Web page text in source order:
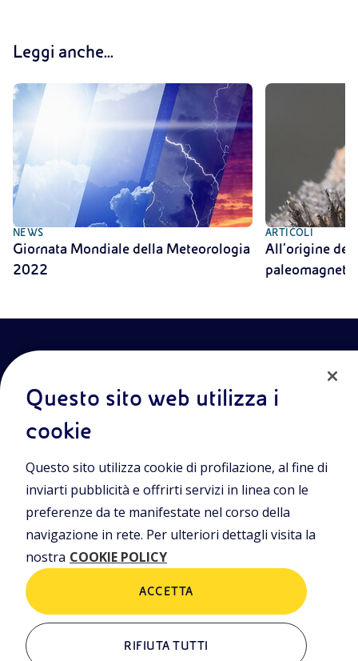
Leggi anche...
NEWS
Giornata Mondiale della Meteorologia
2022
ARTICOLI
All’origine
Entra nel mondo Eniscuola.Scopri gli strumenti e le
metodologie innovative per la didattica e naviga tra contenuti
multimediali, lezioni digitali e approfondimenti sui grandi temi
di attualità. Eniscuola è una iniziativa di Eni.
POLICIES
Termini e condizioni
ALTRI LINK
Questo sito web utilizza i
cookie
Questo sito utilizza cookie di profilazione, al fine di
inviarti pubblicità e offrirti servizi in linea con le
preferenze da te manifestate nel corso della
navigazione in rete. Per ulteriori dettagli visita la
nostra COOKIE POLICY
RIFIUTA TUTTI
ACCETTA